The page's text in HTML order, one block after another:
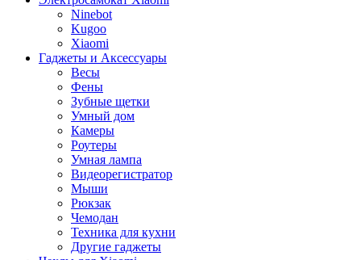
Ninebot
Kugoo
Xiaomi
Гаджеты и Аксессуары
Весы
Фены
Зубные щетки
Умный дом
Камеры
Роутеры
Умная лампа
Видеорегистратор
Мыши
Рюкзак
Чемодан
Техника для кухни
Другие гаджеты